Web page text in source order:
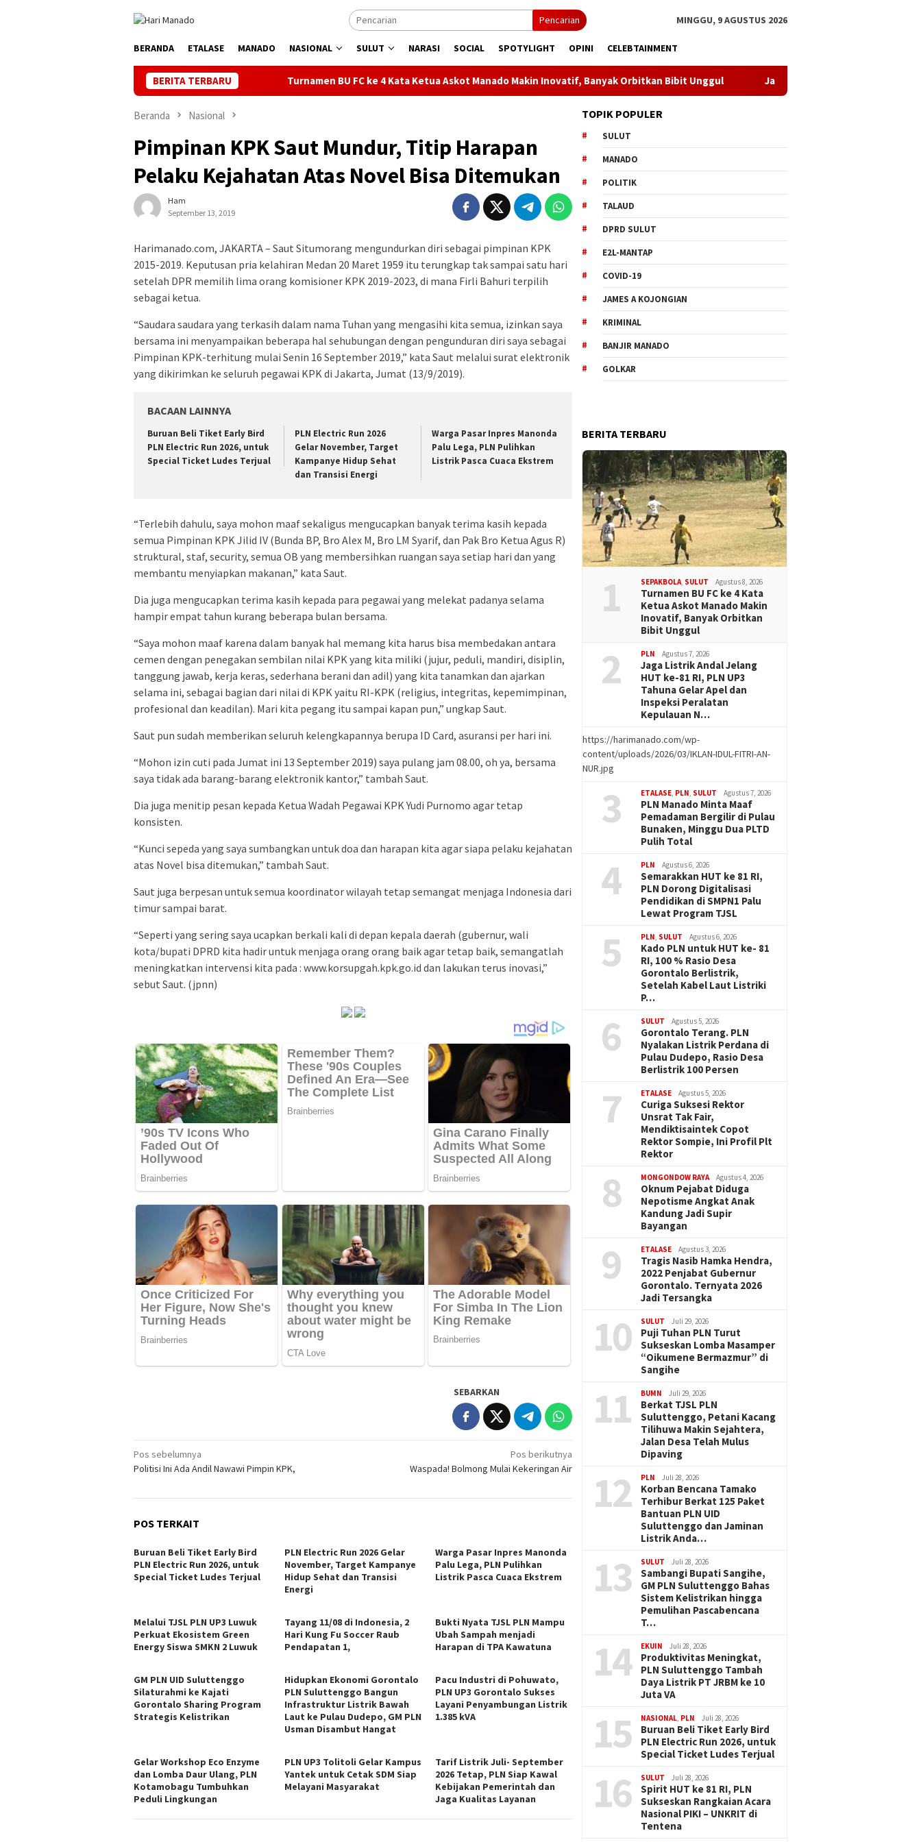
Pencarian MINGGU, 9 AGUSTUS 2026
BERANDA ETALASE MANADO NASIONAL SULUT NARASI SOCIAL SPOTYLIGHT OPINI CELEBTAINMENT
BERITA TERBARUTurnamen BU FC ke 4 Kata Ketua Askot Manado Makin Inovatif, Banyak Orbitkan Bibit Unggul Jaga Listrik Andal Jelang HUT ke-81 RI, PLN UP3
Beranda Nasional
Pimpinan KPK Saut Mundur, Titip Harapan
Pelaku Kejahatan Atas Novel Bisa Ditemukan
Ham
September 13, 2019
Harimanado.com, JAKARTA – Saut Situmorang mengundurkan diri sebagai pimpinan KPK
2015-2019. Keputusan pria kelahiran Medan 20 Maret 1959 itu terungkap tak sampai satu hari
setelah DPR memilih lima orang komisioner KPK 2019-2023, di mana Firli Bahuri terpilih
sebagai ketua.
“Saudara saudara yang terkasih dalam nama Tuhan yang mengasihi kita semua, izinkan saya
bersama ini menyampaikan beberapa hal sehubungan dengan pengunduran diri saya sebagai
Pimpinan KPK-terhitung mulai Senin 16 September 2019,” kata Saut melalui surat elektronik
yang dikirimkan ke seluruh pegawai KPK di Jakarta, Jumat (13/9/2019).
BACAAN LAINNYA
Buruan Beli Tiket Early Bird
PLN Electric Run 2026, untuk
Special Ticket Ludes Terjual
PLN Electric Run 2026
Gelar November, Target
Kampanye Hidup Sehat
dan Transisi Energi
Warga Pasar Inpres Manonda
Palu Lega, PLN Pulihkan
Listrik Pasca Cuaca Ekstrem
“Terlebih dahulu, saya mohon maaf sekaligus mengucapkan banyak terima kasih kepada
semua Pimpinan KPK Jilid IV (Bunda BP, Bro Alex M, Bro LM Syarif, dan Pak Bro Ketua Agus R)
struktural, staf, security, semua OB yang membersihkan ruangan saya setiap hari dan yang
membantu menyiapkan makanan,” kata Saut.
Dia juga mengucapkan terima kasih kepada para pegawai yang melekat padanya selama
hampir empat tahun kurang beberapa bulan bersama.
“Saya mohon maaf karena dalam banyak hal memang kita harus bisa membedakan antara
cemen dengan penegakan sembilan nilai KPK yang kita miliki (jujur, peduli, mandiri, disiplin,
tanggung jawab, kerja keras, sederhana berani dan adil) yang kita tanamkan dan ajarkan
selama ini, sebagai bagian dari nilai di KPK yaitu RI-KPK (religius, integritas, kepemimpinan,
profesional dan keadilan). Mari kita pegang itu sampai kapan pun,” ungkap Saut.
Saut pun sudah memberikan seluruh kelengkapannya berupa ID Card, asuransi per hari ini.
“Mohon izin cuti pada Jumat ini 13 September 2019) saya pulang jam 08.00, oh ya, bersama
saya tidak ada barang-barang elektronik kantor,” tambah Saut.
Dia juga menitip pesan kepada Ketua Wadah Pegawai KPK Yudi Purnomo agar tetap
konsisten.
“Kunci sepeda yang saya sumbangkan untuk doa dan harapan kita agar siapa pelaku kejahatan
atas Novel bisa ditemukan,” tambah Saut.
Saut juga berpesan untuk semua koordinator wilayah tetap semangat menjaga Indonesia dari
timur sampai barat.
“Seperti yang sering saya ucapkan berkali kali di depan kepala daerah (gubernur, wali
kota/bupati DPRD kita hadir untuk menjaga orang orang baik agar tetap baik, semangatlah
meningkatkan intervensi kita pada : www.korsupgah.kpk.go.id dan lakukan terus inovasi,”
sebut Saut. (jpnn)
SEBARKAN
Navigasi
pos
Pos sebelumnya
Politisi Ini Ada Andil Nawawi Pimpin KPK,
Pos berikutnya
Waspada! Bolmong Mulai Kekeringan Air
POS TERKAIT
Buruan Beli Tiket Early Bird
PLN Electric Run 2026, untuk
Special Ticket Ludes Terjual
PLN Electric Run 2026 Gelar
November, Target Kampanye
Hidup Sehat dan Transisi
Energi
Warga Pasar Inpres Manonda
Palu Lega, PLN Pulihkan
Listrik Pasca Cuaca Ekstrem
Melalui TJSL PLN UP3 Luwuk
Perkuat Ekosistem Green
Energy Siswa SMKN 2 Luwuk
Tayang 11/08 di Indonesia, 2
Hari Kung Fu Soccer Raub
Pendapatan 1,
Bukti Nyata TJSL PLN Mampu
Ubah Sampah menjadi
Harapan di TPA Kawatuna
GM PLN UID Suluttenggo
Silaturahmi ke Kajati
Gorontalo Sharing Program
Strategis Kelistrikan
Hidupkan Ekonomi Gorontalo
PLN Suluttenggo Bangun
Infrastruktur Listrik Bawah
Laut ke Pulau Dudepo, GM PLN
Usman Disambut Hangat
Pacu Industri di Pohuwato,
PLN UP3 Gorontalo Sukses
Layani Penyambungan Listrik
1.385 kVA
Gelar Workshop Eco Enzyme
dan Lomba Daur Ulang, PLN
Kotamobagu Tumbuhkan
Peduli Lingkungan
PLN UP3 Tolitoli Gelar Kampus
Yantek untuk Cetak SDM Siap
Melayani Masyarakat
Tarif Listrik Juli- September
2026 Tetap, PLN Siap Kawal
Kebijakan Pemerintah dan
Jaga Kualitas Layanan
TOPIK POPULER
SULUT
MANADO
POLITIK
TALAUD
DPRD SULUT
E2L-MANTAP
COVID-19
JAMES A KOJONGIAN
KRIMINAL
BANJIR MANADO
GOLKAR
BERITA TERBARU
1 SEPAKBOLA SULUT Agustus 8, 2026
Turnamen BU FC ke 4 Kata
Ketua Askot Manado Makin
Inovatif, Banyak Orbitkan
Bibit Unggul
2 PLN Agustus 7, 2026
Jaga Listrik Andal Jelang
HUT ke-81 RI, PLN UP3
Tahuna Gelar Apel dan
Inspeksi Peralatan
Kepulauan N…
https://harimanado.com/wp-
content/uploads/2026/03/IKLAN-IDUL-FITRI-AN-
NUR.jpg
3 ETALASE PLN SULUT Agustus 7, 2026
PLN Manado Minta Maaf
Pemadaman Bergilir di Pulau
Bunaken, Minggu Dua PLTD
Pulih Total
4 PLN Agustus 6, 2026
Semarakkan HUT ke 81 RI,
PLN Dorong Digitalisasi
Pendidikan di SMPN1 Palu
Lewat Program TJSL
5 PLN SULUT Agustus 6, 2026
Kado PLN untuk HUT ke- 81
RI, 100 % Rasio Desa
Gorontalo Berlistrik,
Setelah Kabel Laut Listriki
P…
6 SULUT Agustus 5, 2026
Gorontalo Terang. PLN
Nyalakan Listrik Perdana di
Pulau Dudepo, Rasio Desa
Berlistrik 100 Persen
7 ETALASE Agustus 5, 2026
Curiga Suksesi Rektor
Unsrat Tak Fair,
Mendiktisaintek Copot
Rektor Sompie, Ini Profil Plt
Rektor
8 MONGONDOW RAYA Agustus 4, 2026
Oknum Pejabat Diduga
Nepotisme Angkat Anak
Kandung Jadi Supir
Bayangan
9 ETALASE Agustus 3, 2026
Tragis Nasib Hamka Hendra,
2022 Penjabat Gubernur
Gorontalo. Ternyata 2026
Jadi Tersangka
10 SULUT Juli 29, 2026
Puji Tuhan PLN Turut
Sukseskan Lomba Masamper
“Oikumene Bermazmur” di
Sangihe
11 BUMN Juli 29, 2026
Berkat TJSL PLN
Suluttenggo, Petani Kacang
Tilihuwa Makin Sejahtera,
Jalan Desa Telah Mulus
Dipaving
12 PLN Juli 28, 2026
Korban Bencana Tamako
Terhibur Berkat 125 Paket
Bantuan PLN UID
Suluttenggo dan Jaminan
Listrik Anda…
13 SULUT Juli 28, 2026
Sambangi Bupati Sangihe,
GM PLN Suluttenggo Bahas
Sistem Kelistrikan hingga
Pemulihan Pascabencana
T…
14 EKUIN Juli 28, 2026
Produktivitas Meningkat,
PLN Suluttenggo Tambah
Daya Listrik PT JRBM ke 10
Juta VA
15 NASIONAL PLN Juli 28, 2026
Buruan Beli Tiket Early Bird
PLN Electric Run 2026, untuk
Special Ticket Ludes Terjual
16 SULUT Juli 28, 2026
Spirit HUT ke 81 RI, PLN
Sukseskan Rangkaian Acara
Nasional PIKI – UNKRIT di
Tentena